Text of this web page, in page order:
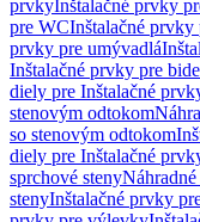
prvkyInštalačné prvky
pre WCInštalačné prvky
prvky pre umývadlá
Inštalačné prvky pre
diely pre Inštalačné
stenovým odtokom
so stenovým odtokom
diely pre Inštalačné
sprchové steny
stenyInštalačné prvky